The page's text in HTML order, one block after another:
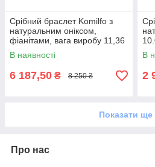
Срібний браслет Komilfo з
натуральним оніксом,
фіанітами, вага виробу 11,36
г (2177432) 1720 розмір
В наявності
6 187,50 ₴ 8 250 ₴
В
2
Показати ще
Про нас